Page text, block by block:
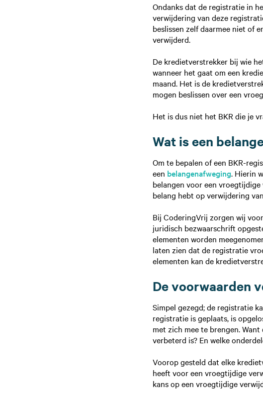
Ondanks dat de registratie in
verwijdering van deze
beslissen zelf daarmee niet of
verwijderd.
De kredietverstrekker bij wie
wanneer het gaat om een
maand. Het is de
mogen beslissen over een
Het is dus niet het BKR die je
Wat is een
Om te bepalen of een BKR-
een belangenafweging. Hierin
belangen voor een
belang hebt op verwijdering
Bij CoderingVrij zorgen wij
juridisch bezwaarschrift
elementen worden
laten zien dat de registratie
elementen kan de
De voorwaarden
Simpel gezegd; de registratie
registratie is geplaats, is
met zich mee te brengen.
verbeterd is? En welke
Voorop gesteld dat elke
heeft voor een vroegtijdige
kans op een vroegtijdige